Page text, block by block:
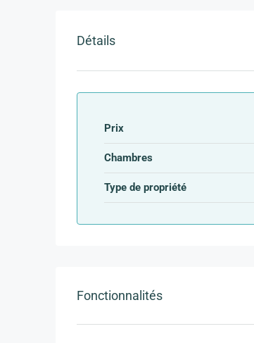
Détails
Prix
Chambres
Type de propriété
Fonctionnalités